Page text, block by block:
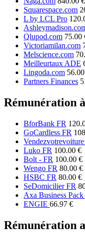
Squarespace.com
L by LCL Pro
Qlupod.com 75.00
Victoriamilan.com
Melscience.com
Meilleurtaux ADE
Lingoda.com
Partners Finances
Rémunération
BforBank FR
GoCardless FR
Luko FR 100.00 €
Bolt - FR 100.00 €
Wengo FR 80.00 €
HSBC FR 80.00 €
SeDomicilier FR
Axa Business
ENGIE 66.97 €
Rémunération